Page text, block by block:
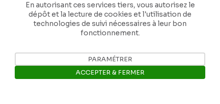
Je contribue
En autorisant ces services tiers, vous autorisez le
dépôt et la lecture de cookies et l'utilisation de
technologies de suivi nécessaires à leur bon
fonctionnement.
PARAMÉTRER
ACCEPTER & FERMER